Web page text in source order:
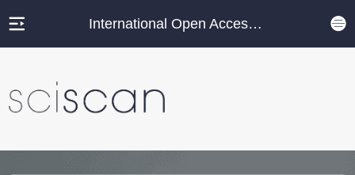
International Open Access Journal Platform